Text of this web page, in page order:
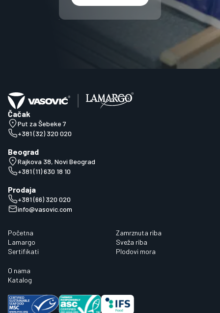
Čačak
Put za Šebeke 7
+381 (32) 320 020
Beograd
Rajkova 38, Novi Beograd
+381 (11) 630 18 10
Prodaja
+381 (66) 320 020
info@vasovic.com
Početna
Lamargo
Sertifikati
Zamrznuta riba
Sveža riba
Plodovi mora
O nama
Katalog